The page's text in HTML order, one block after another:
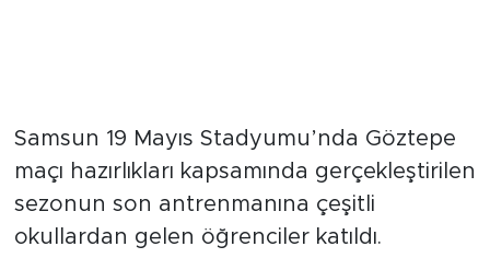
Samsun 19 Mayıs Stadyumu’nda Göztepe
maçı hazırlıkları kapsamında gerçekleştirilen
sezonun son antrenmanına çeşitli
okullardan gelen öğrenciler katıldı.